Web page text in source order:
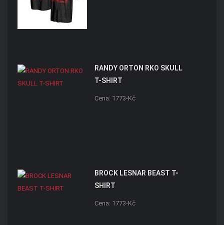
RANDY ORTON RKO SKULL
T-SHIRT
Cena: 1773-Kč
BROCK LESNAR BEAST T-
SHIRT
Cena: 1773-Kč